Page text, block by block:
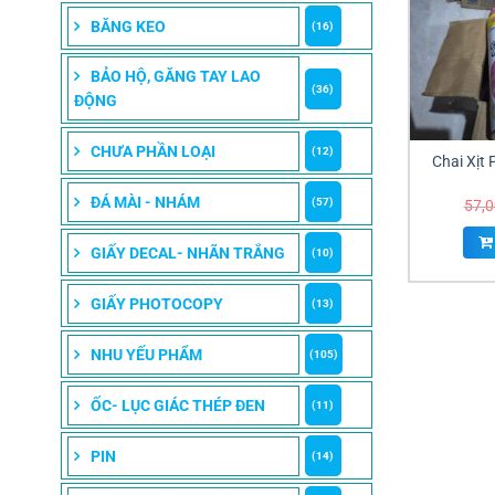
BĂNG KEO (16)
BẢO HỘ, GĂNG TAY LAO
ĐỘNG
(36)
CHƯA PHẦN LOẠI (12)
ĐÁ MÀI - NHÁM (57)
GIẤY DECAL- NHÃN TRẮNG (10)
GIẤY PHOTOCOPY (13)
NHU YẾU PHẨM (105)
ỐC- LỤC GIÁC THÉP ĐEN (11)
PIN (14)
Chai Xịt